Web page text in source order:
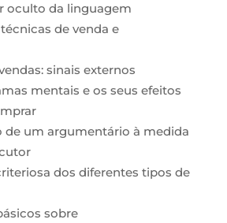
oculto da linguagem
de venda e
sinais externos
mentais e os seus efeitos
de um argumentário à medida
dos diferentes tipos de
sobre